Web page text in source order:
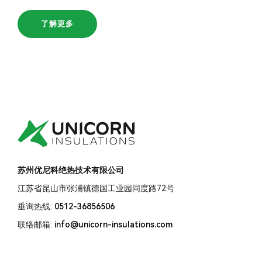
了解更多
苏州优尼科绝热技术有限公司
江苏省昆山市张浦镇德国工业园同度路72号
垂询热线: 0512-36856506
联络邮箱: info@unicorn-insulations.com